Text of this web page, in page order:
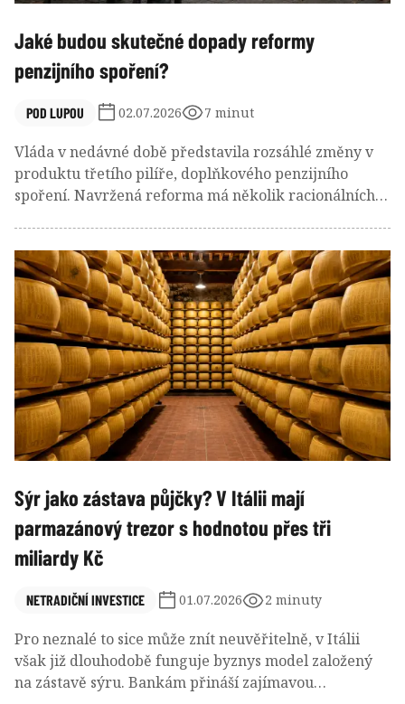
Jaké budou skutečné dopady reformy
penzijního spoření?
POD LUPOU 02.07.2026 7 minut
Vláda v nedávné době představila rozsáhlé změny v
produktu třetího pilíře, doplňkového penzijního
spoření. Navržená reforma má několik racionálních
mladších lidí a zlepšit dlouhodobý čistý výnos
penzijních úspor. Tyto cíle jsou legitimní. Nižší
poplatky samy o sobě ale nejsou dostačující kritérium
úspěchu.
Sýr jako zástava půjčky? V Itálii mají
parmazánový trezor s hodnotou přes tři
miliardy Kč
NETRADIČNÍ INVESTICE 01.07.2026 2 minuty
Pro neznalé to sice může znít neuvěřitelně, v Itálii
však již dlouhodobě funguje byznys model založený
na zástavě sýru. Bankám přináší zajímavou